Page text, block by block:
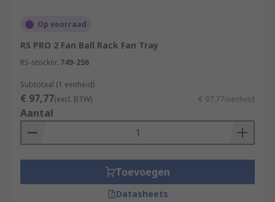
Op voorraad
RS PRO 2 Fan Ball Rack Fan Tray
RS-stocknr. 749-256
Subtotaal (1 eenheid)
€ 97,77(excl. BTW) € 97,77/eenheid
Aantal
Toevoegen
Datasheets